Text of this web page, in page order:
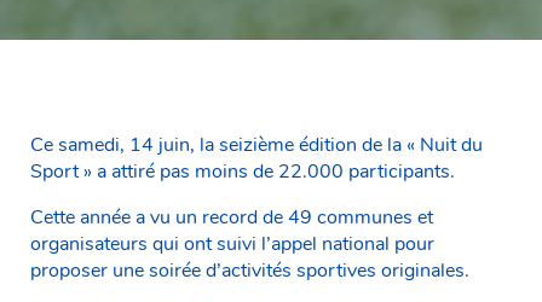
Ce samedi, 14 juin, la seizième édition de la « Nuit du
Sport » a attiré pas moins de 22.000 participants.
Cette année a vu un record de 49 communes et
organisateurs qui ont suivi l’appel national pour
proposer une soirée d’activités sportives originales.